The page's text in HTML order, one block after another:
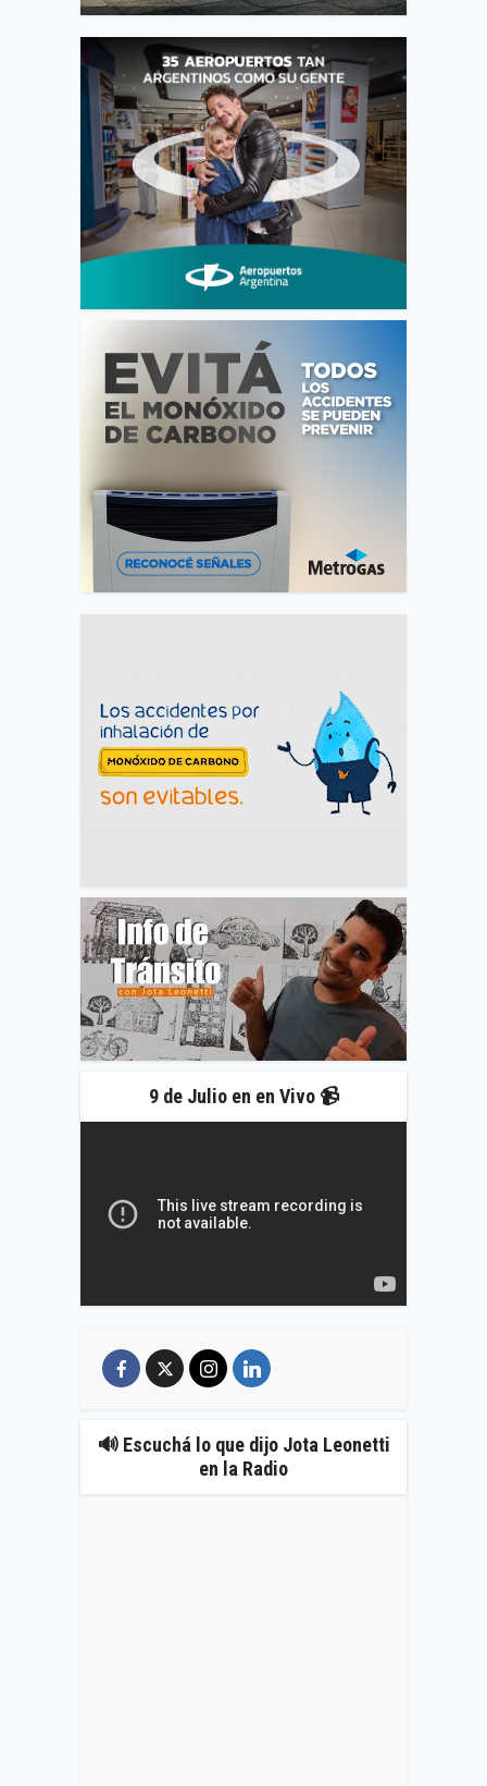
9 de Julio en en Vivo 📹
🔊 Escuchá lo que dijo Jota Leonetti
en la Radio